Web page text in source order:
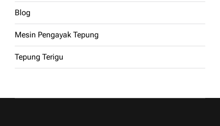
Blog
Mesin Pengayak Tepung
Tepung Terigu